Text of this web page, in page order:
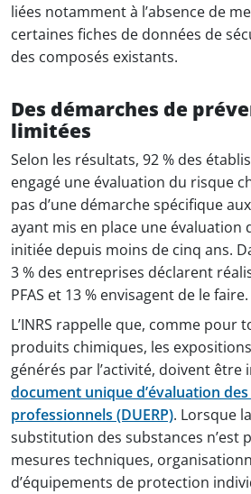
liées notamment à l’absence de
certaines fiches de données de
des composés existants.
Des démarches de
limitées
Selon les résultats, 92 % des
engagé une évaluation du risque
pas d’une démarche spécifique
ayant mis en place une évaluation
initiée depuis moins de cinq ans.
3 % des entreprises déclarent
PFAS et 13 % envisagent de le faire.
L’INRS rappelle que, comme pour
produits chimiques, les
générés par l’activité, doivent être
document unique d’évaluation
professionnels (DUERP). Lorsque
substitution des substances n’est
mesures techniques,
d’équipements de protection